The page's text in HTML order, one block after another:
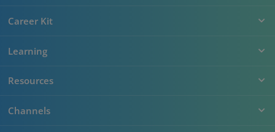
Career Kit
Learning
Resources
Channels